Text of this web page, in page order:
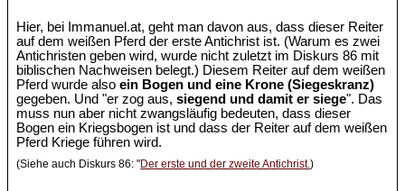
Hier, bei Immanuel.at, geht man davon aus, dass dieser Reiter
auf dem weißen Pferd der erste Antichrist ist. (Warum es zwei
Antichristen geben wird, wurde nicht zuletzt im Diskurs 86 mit
biblischen Nachweisen belegt.) Diesem Reiter auf dem weißen
Pferd wurde alsoein Bogen und eine Krone (Siegeskranz)
gegeben. Und "er zog aus,siegend und damit er siege". Das
muss nun aber nicht zwangsläufig bedeuten, dass dieser
Bogen ein Kriegsbogen ist und dass der Reiter auf dem weißen
Pferd Kriege führen wird.
(Siehe auch Diskurs 86: "Der erste und der zweite Antichrist.)